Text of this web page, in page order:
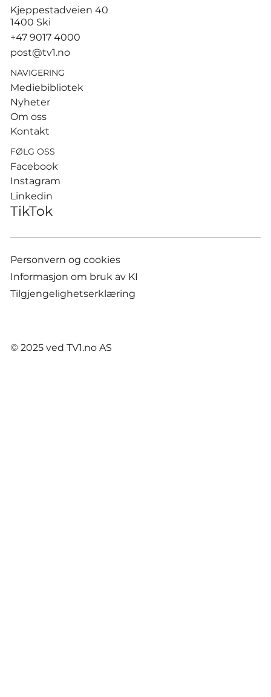
Tusenvis har dødd av varme i
dødsstatistikk
Kjeppestadveien 40
1400 Ski
+47 9017 4000
post@tv1.no
NAVIGERING
Mediebibliotek
Nyheter
Om oss
Kontakt
FØLG OSS
Facebook
Instagram
Linkedin
TikTok
Personvern og cookies
Informasjon om bruk av KI
Tilgjengelighetserklæring
© 2025 ved TV1.no AS